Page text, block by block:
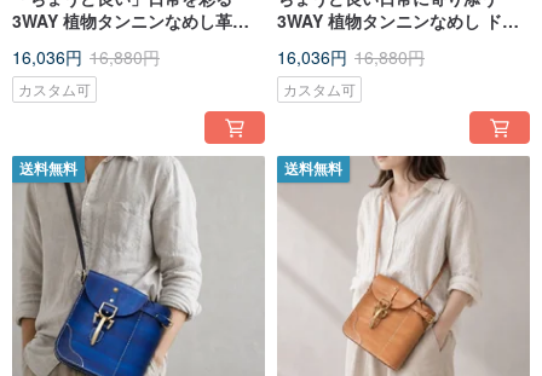
3WAY 植物タンニンなめし革ド
16,036円 16,880円
カスタム可
3WAY 植物タンニンなめし ドク
16,036円 16,880円
カスタム可
送料無料 送料無料